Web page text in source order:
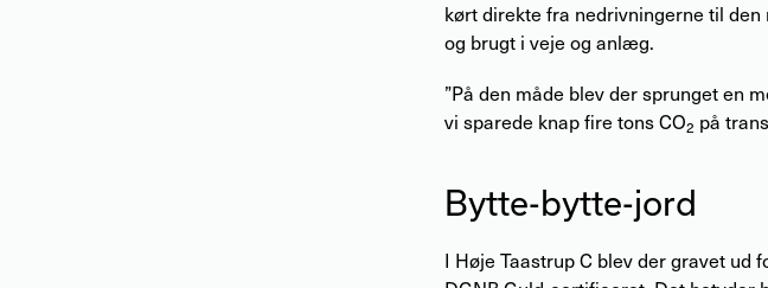
kørt direkte fra nedrivningerne til
og brugt i veje og anlæg.
”På den måde blev der sprunget en
vi sparede knap fire tons CO2 på
Bytte-bytte-jord
I Høje Taastrup C blev der gravet ud